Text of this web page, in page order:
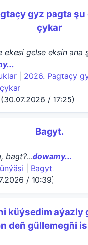
gyz pagta şu
çykar
ekesi gelse eksin ana
2026. Pagtaçy
/ 17:25)
Bagyt.
bagt?...dowamy...
Bagyt.
/ 10:39)
küýsedim aýazly
deñ güllemegñi